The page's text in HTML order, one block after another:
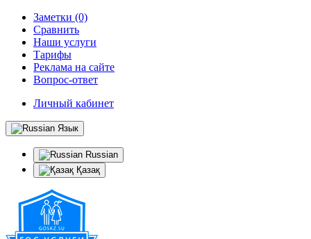
Заметки (0)
Сравнить
Наши услуги
Тарифы
Реклама на сайте
Вопрос-ответ
Личный кабинет
Язык
Russian
Қазақ